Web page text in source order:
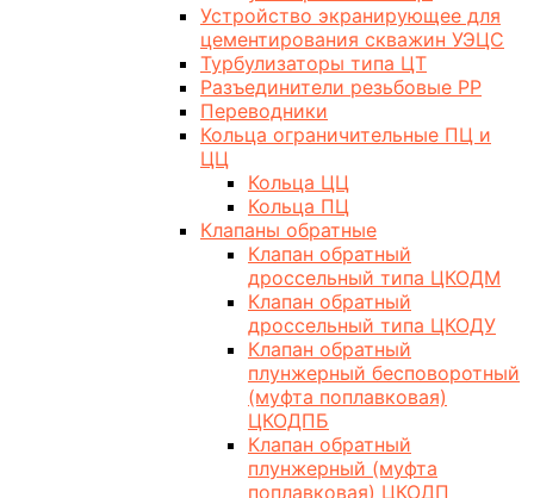
Устройство экранирующее для
цементирования скважин УЭЦС
Турбулизаторы типа ЦТ
Разъединители резьбовые РР
Переводники
Кольца ограничительные ПЦ и
ЦЦ
Кольца ЦЦ
Кольца ПЦ
Клапаны обратные
Клапан обратный
дроссельный типа ЦКОДМ
Клапан обратный
дроссельный типа ЦКОДУ
Клапан обратный
плунжерный бесповоротный
(муфта поплавковая)
ЦКОДПБ
Клапан обратный
плунжерный (муфта
поплавковая) ЦКОДП